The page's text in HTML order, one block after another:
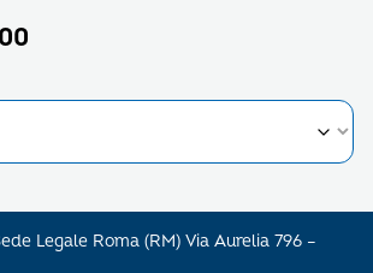
Legale Roma (RM) Via Aurelia 796 –